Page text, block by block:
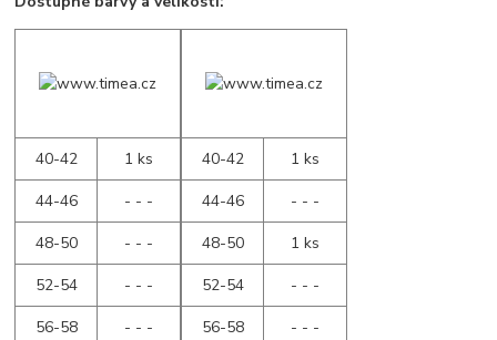
40-42
1 ks
44-46
- - -
48-50
- - -
52-54
- - -
56-58
- - -
40-42
1 ks
44-46
- - -
48-50
1 ks
52-54
- - -
56-58
- - -